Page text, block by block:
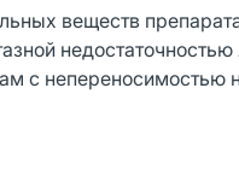
веществ
с